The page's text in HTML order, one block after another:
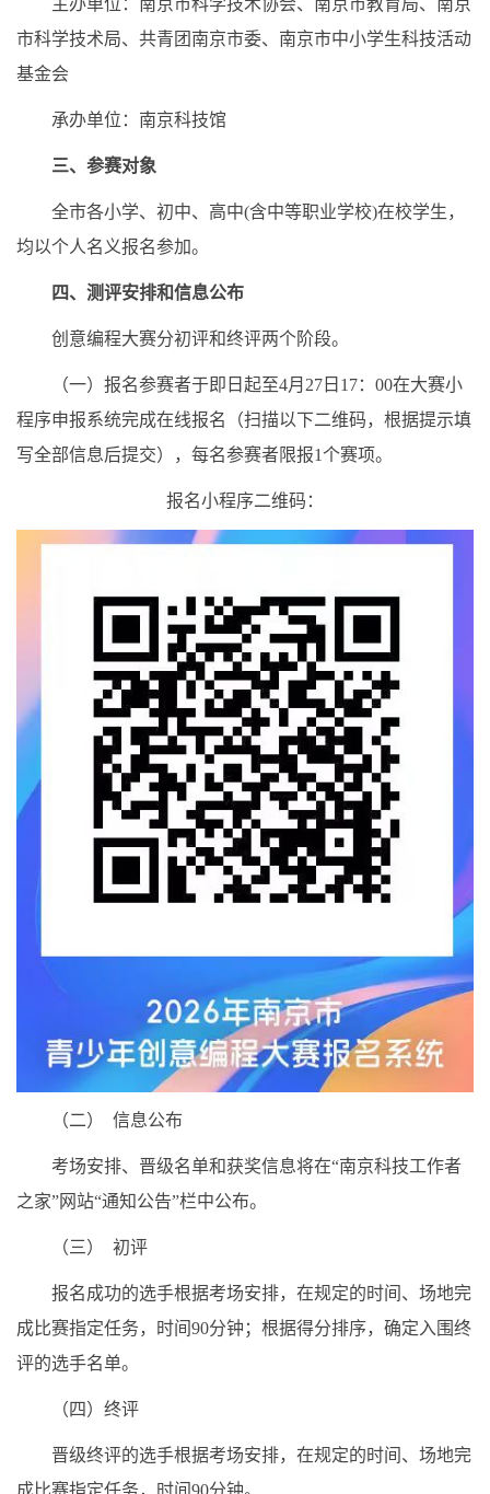
主办单位：南京市科学技术协会、南京市教育局、南京
市科学技术局、共青团南京市委、南京市中小学生科技活动
基金会
承办单位：南京科技馆
三、参赛对象
全市各小学、初中、高中(含中等职业学校)在校学生，
均以个人名义报名参加。
四、测评安排和信息公布
创意编程大赛分初评和终评两个阶段。
（一）报名参赛者于即日起至4月27日17：00在大赛小
程序申报系统完成在线报名（扫描以下二维码，根据提示填
写全部信息后提交），每名参赛者限报1个赛项。
报名小程序二维码：
（二） 信息公布
考场安排、晋级名单和获奖信息将在“南京科技工作者
之家”网站“通知公告”栏中公布。
（三） 初评
报名成功的选手根据考场安排，在规定的时间、场地完
成比赛指定任务，时间90分钟；根据得分排序，确定入围终
评的选手名单。
（四）终评
晋级终评的选手根据考场安排，在规定的时间、场地完
成比赛指定任务，时间90分钟。